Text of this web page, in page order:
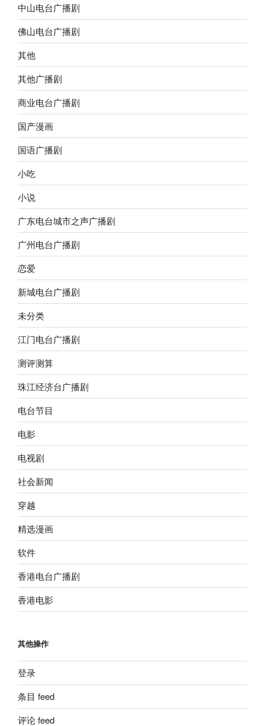
中山电台广播剧
佛山电台广播剧
其他
其他广播剧
商业电台广播剧
国产漫画
国语广播剧
小吃
小说
广东电台城市之声广播剧
广州电台广播剧
恋爱
新城电台广播剧
未分类
江门电台广播剧
测评测算
珠江经济台广播剧
电台节目
电影
电视剧
社会新闻
穿越
精选漫画
软件
香港电台广播剧
香港电影
其他操作
登录
条目 feed
评论 feed